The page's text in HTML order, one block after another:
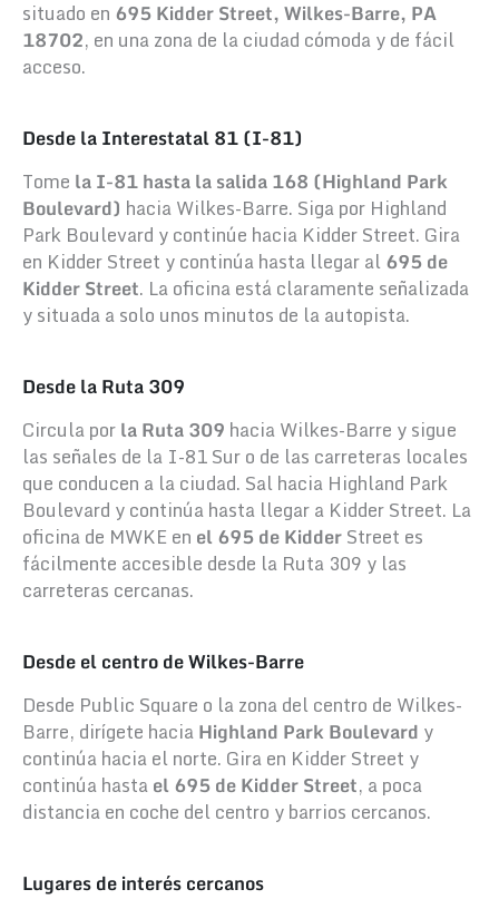
situado en 695 Kidder Street, Wilkes-Barre, PA
18702, en una zona de la ciudad cómoda y de fácil
acceso.
Desde la Interestatal 81 (I-81)
Tome la I-81 hasta la salida 168 (Highland Park
Boulevard) hacia Wilkes-Barre. Siga por Highland
Park Boulevard y continúe hacia Kidder Street. Gira
en Kidder Street y continúa hasta llegar al695 de
Kidder Street. La oficina está claramente señalizada
y situada a solo unos minutos de la autopista.
Desde la Ruta 309
Circula porla Ruta 309 hacia Wilkes-Barre y sigue
las señales de la I-81 Sur o de las carreteras locales
que conducen a la ciudad. Sal hacia Highland Park
Boulevard y continúa hasta llegar a Kidder Street. La
oficina de MWKE en el 695 de KidderStreet es
fácilmente accesible desde la Ruta 309 y las
carreteras cercanas.
Desde el centro de Wilkes-Barre
Desde Public Square o la zona del centro de Wilkes-
Barre, dirígete haciaHighland Park Boulevard y
continúa hacia el norte. Gira en Kidder Street y
continúa hastael 695 de Kidder Street, a poca
distancia en coche del centro y barrios cercanos.
Lugares de interés cercanos